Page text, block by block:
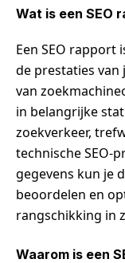
Wat is een SEO
Een SEO rapport
de prestaties van
van
in belangrijke
zoekverkeer,
technische SEO-
gegevens kun je
beoordelen en
rangschikking in
Waarom is een